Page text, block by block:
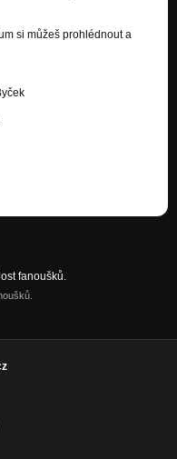
si můžeš prohlédnout a
fanoušků.